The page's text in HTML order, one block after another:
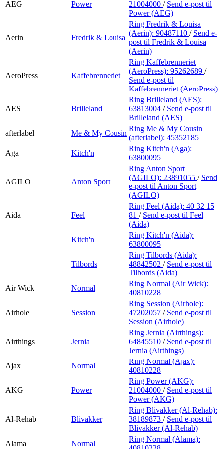
AEG Power
21004000 / Send e-post til
Power (AEG)
Aerin Fredrik & Louisa
Ring Fredrik & Louisa
(Aerin): 90487110 / Send e-
post til Fredrik & Louisa
(Aerin)
AeroPress Kaffebrenneriet
Ring Kaffebrenneriet
(AeroPress): 95262689 /
Send e-post til
Kaffebrenneriet (AeroPress)
AES Brilleland
Ring Brilleland (AES):
63813004 / Send e-post til
Brilleland (AES)
afterlabel
Me & My Cousin
Ring Me & My Cousin
(afterlabel): 45352185
Aga
Kitch'n
Ring Kitch'n (Aga):
63800095
AGILO Anton Sport
Ring Anton Sport
(AGILO): 23891055 / Send
e-post til Anton Sport
(AGILO)
Aida Feel
Ring Feel (Aida): 40 32 15
81 / Send e-post til Feel
(Aida)
Kitch'n
Ring Kitch'n (Aida):
63800095
Tilbords
Ring Tilbords (Aida):
48842502 / Send e-post til
Tilbords (Aida)
Air Wick
Normal
Ring Normal (Air Wick):
40810228
Airhole Session
Ring Session (Airhole):
47202057 / Send e-post til
Session (Airhole)
Airthings Jernia
Ring Jernia (Airthings):
64845510 / Send e-post til
Jernia (Airthings)
Ajax
Normal
Ring Normal (Ajax):
40810228
AKG Power
Ring Power (AKG):
21004000 / Send e-post til
Power (AKG)
Al-Rehab Blivakker
Ring Blivakker (Al-Rehab):
38189873 / Send e-post til
Blivakker (Al-Rehab)
Alama
Normal
Ring Normal (Alama):